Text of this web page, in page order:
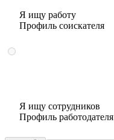
Я ищу работу
Профиль соискателя
Я ищу сотрудников
Профиль работодателя